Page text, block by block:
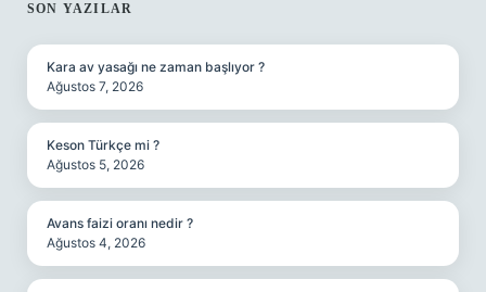
SIDEBAR
SON YAZILAR
Kara av yasağı ne zaman başlıyor ?
Ağustos 7, 2026
Keson Türkçe mi ?
Ağustos 5, 2026
Avans faizi oranı nedir ?
Ağustos 4, 2026